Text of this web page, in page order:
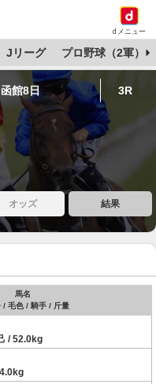
dメニュー
Jリーグ プロ野球（2軍）
館8日 3R
オッズ 結果
馬名
/ 毛色 / 騎手 / 斤量
/ 52.0kg